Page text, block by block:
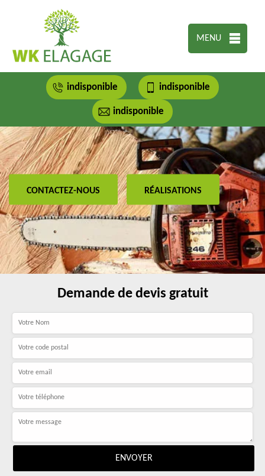
MENU
indisponible indisponible
indisponible
CONTACTEZ-NOUS RÉALISATIONS
Demande de devis gratuit